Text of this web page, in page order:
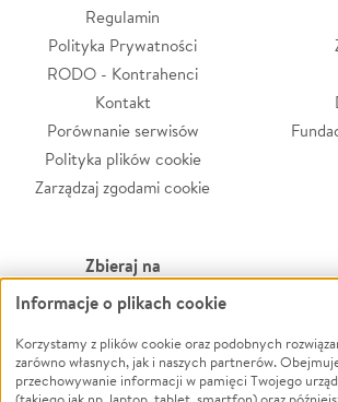
Regulamin
Polityka Prywatności
RODO - Kontrahenci
Kontakt
Porównanie serwisów
Polityka plików cookie
Zarządzaj zgodami cookie
Zbieraj na
Leczenie
Zwierzęta
Pożar
Informacje o plikach cookie
Korzystamy z plików cookie oraz podobnych
zarówno własnych, jak i naszych partnerów.
przechowywanie informacji w pamięci Twojego